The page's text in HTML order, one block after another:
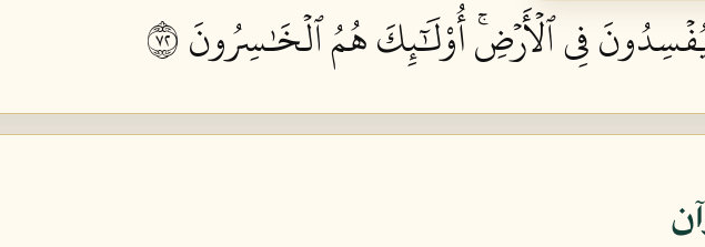
فِي ٱلۡأَرۡضِۚ أُوْلَٰٓئِكَ هُمُ ٱلۡخَٰسِرُونَ ٢٧